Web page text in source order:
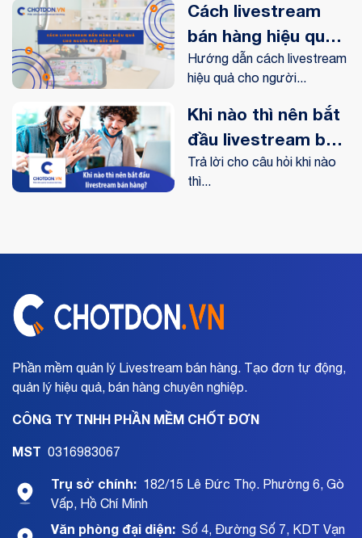
Cách livestream
bán hàng hiệu quả
cho người mới bắt
đầu
Hướng dẫn cách livestream
hiệu quả cho người...
Khi nào thì nên bắt
đầu livestream bán
hàng?
Trả lời cho câu hỏi khi nào
thì...
Phần mềm quản lý Livestream bán hàng. Tạo đơn tự động,
quản lý hiệu quả, bán hàng chuyên nghiệp.
CÔNG TY TNHH PHẦN MỀM CHỐT ĐƠN
MST 0316983067
Trụ sở chính: 182/15 Lê Đức Thọ. Phường 6, Gò
Vấp, Hồ Chí Minh
Văn phòng đại diện: Số 4, Đường Số 7, KDT Vạn